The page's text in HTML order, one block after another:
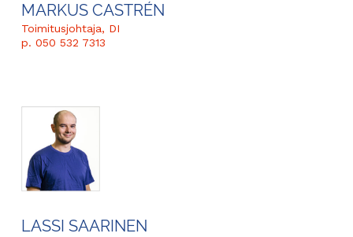
MARKUS CASTRÉN
Toimitusjohtaja, DI
p. 050 532 7313
LASSI SAARINEN